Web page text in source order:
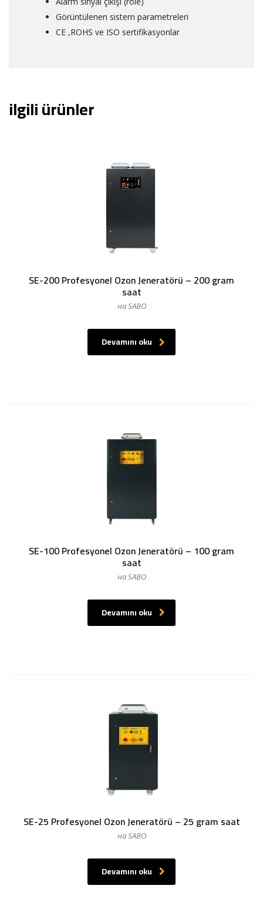
Görüntülenen sistem parametreleri
CE ,ROHS ve ISO sertifikasyonlar
ilgili ürünler
SE-200 Profesyonel Ozon Jeneratörü – 200 gram
saat
на SABO
Devamını oku
SE-100 Profesyonel Ozon Jeneratörü – 100 gram
saat
на SABO
Devamını oku
SE-25 Profesyonel Ozon Jeneratörü – 25 gram saat
на SABO
Devamını oku